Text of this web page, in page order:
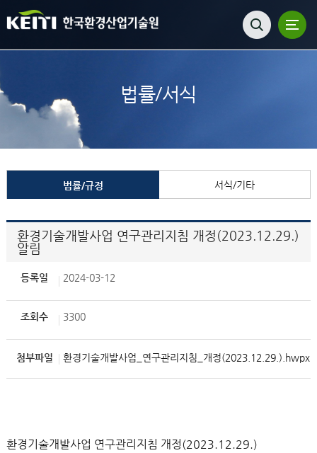
법률/서식
법률/규정 서식/기타
환경기술개발사업 연구관리지침 개정(2023.12.29.)
알림
등록일 2024-03-12
조회수 3300
첨부파일 환경기술개발사업_연구관리지침_개정(2023.12.29.).hwpx
환경기술개발사업 연구관리지침 개정(2023.12.29.)